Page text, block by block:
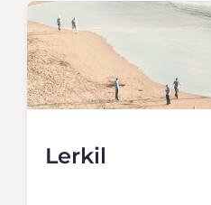
Lerkil